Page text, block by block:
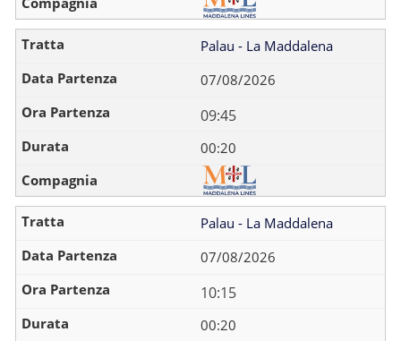
Palau - La Maddalena
07/08/2026
09:45
00:20
Palau - La Maddalena
07/08/2026
10:15
00:20